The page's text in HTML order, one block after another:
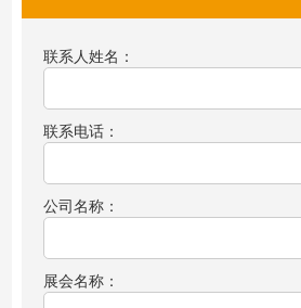
联系人姓名：
联系电话：
公司名称：
展会名称：